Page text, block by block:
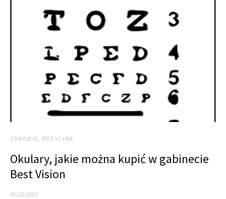
ZDROWIE, MEDYCYNA
Okulary, jakie można kupić w gabinecie
Best Vision
05/12/2023